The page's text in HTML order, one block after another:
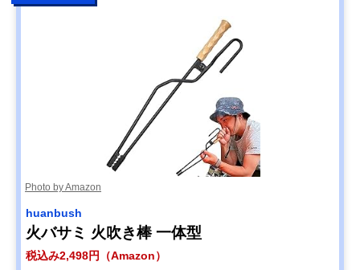
Photo by Amazon
huanbush
火バサミ 火吹き棒 一体型
税込み2,498円（Amazon）